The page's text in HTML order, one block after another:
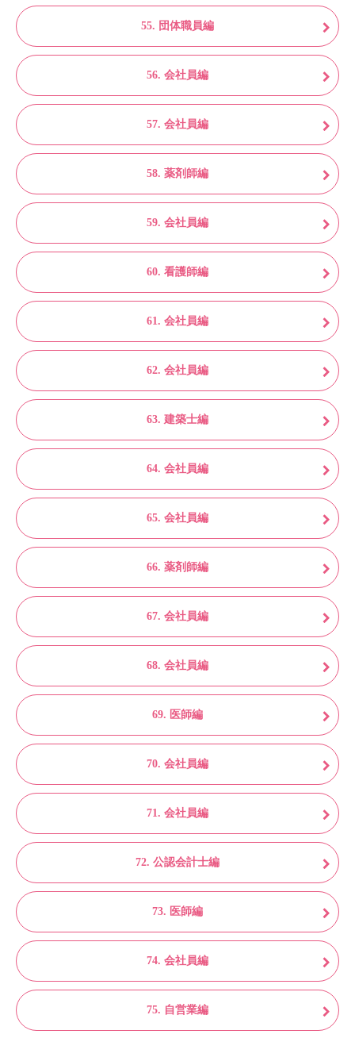
55. 団体職員編
56. 会社員編
57. 会社員編
58. 薬剤師編
59. 会社員編
60. 看護師編
61. 会社員編
62. 会社員編
63. 建築士編
64. 会社員編
65. 会社員編
66. 薬剤師編
67. 会社員編
68. 会社員編
69. 医師編
70. 会社員編
71. 会社員編
72. 公認会計士編
73. 医師編
74. 会社員編
75. 自営業編